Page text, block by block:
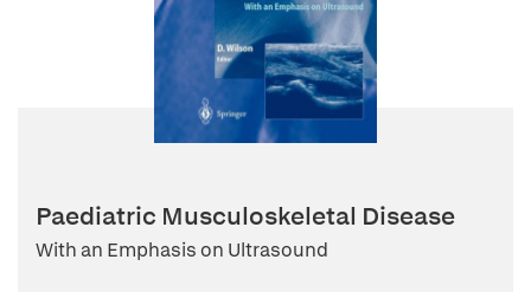
Paediatric Musculoskeletal Disease
With an Emphasis on Ultrasound